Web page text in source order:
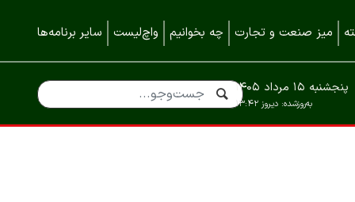
میز صنعت و تجارت چه بخوانیم واچ‌لیست سایر برنامه‌ها
به‌روزشده: دیروز ۱۳:۴۲
پنجشنبه ۱۵ مرداد ۱۴۰۵